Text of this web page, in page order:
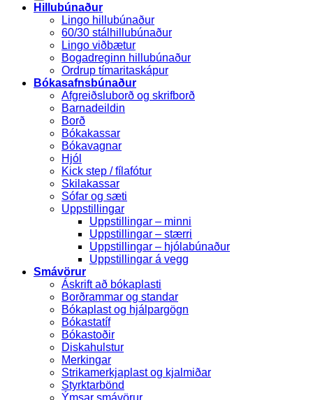
Hillubúnaður
Lingo hillubúnaður
60/30 stálhillubúnaður
Lingo viðbætur
Bogadreginn hillubúnaður
Ordrup tímaritaskápur
Bókasafnsbúnaður
Afgreiðsluborð og skrifborð
Barnadeildin
Borð
Bókakassar
Bókavagnar
Hjól
Kick step / fílafótur
Skilakassar
Sófar og sæti
Uppstillingar
Uppstillingar – minni
Uppstillingar – stærri
Uppstillingar – hjólabúnaður
Uppstillingar á vegg
Smávörur
Áskrift að bókaplasti
Borðrammar og standar
Bókaplast og hjálpargögn
Bókastatíf
Bókastoðir
Diskahulstur
Merkingar
Strikamerkjaplast og kjalmiðar
Styrktarbönd
Ýmsar smávörur